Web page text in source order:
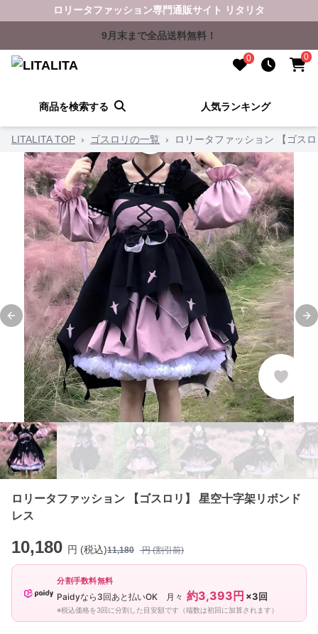
ロリータファッション専門通販サイト リタリタ
9月末まで全品送料無料！
0 0
商品を検索する 人気ランキング
LITALITA TOP › ゴスロリの一覧 › ロリータファッション 【ゴス
Previous slide
ロリータファッション 【ゴスロリ】 星空十字架リボンド
レス
10,180 円 (税込)11,180 円 (割引前)
分割手数料無料
Paidyなら3回あと払いOK 月々 約3,393円 ×3回
※税込価格を3回に分割した目安額です（端数は初回に加算されます）